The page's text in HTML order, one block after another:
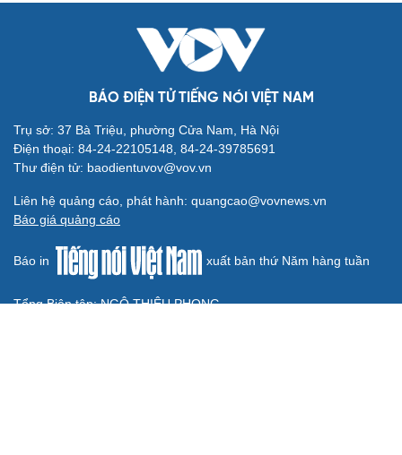
Cần một hệ sinh thái trách nhiệm để ngăn âm
nhạc lệch chuẩn
chuyển hợp âm thứ 17
Khúc mùa thu
Từ vụ MCK gỡ 19 ca khúc: Không thể gây sốc rồi chỉ xin